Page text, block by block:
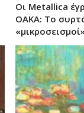
Οι Metallica
ΟΑΚΑ: Το